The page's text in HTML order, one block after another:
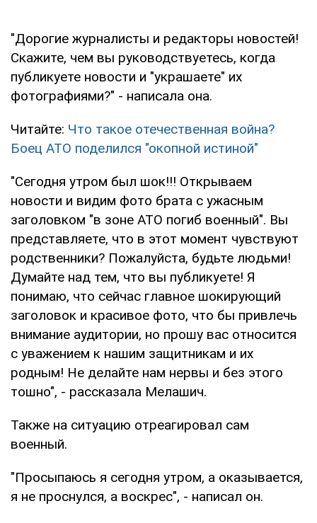
"Дорогие журналисты и редакторы новостей!
Скажите, чем вы руководствуетесь, когда
публикуете новости и "украшаете" их
фотографиями?" - написала она.
Читайте: Что такое отечественная война?
Боец АТО поделился "окопной истиной"
"Сегодня утром был шок!!! Открываем
новости и видим фото брата с ужасным
заголовком "в зоне АТО погиб военный". Вы
представляете, что в этот момент чувствуют
родственники? Пожалуйста, будьте людьми!
Думайте над тем, что вы публикуете! Я
понимаю, что сейчас главное шокирующий
заголовок и красивое фото, что бы привлечь
внимание аудитории, но прошу вас относится
с уважением к нашим защитникам и их
родным! Не делайте нам нервы и без этого
тошно", - рассказала Мелашич.
Также на ситуацию отреагировал сам
военный.
"Просыпаюсь я сегодня утром, а оказывается,
я не проснулся, а воскрес", - написал он.